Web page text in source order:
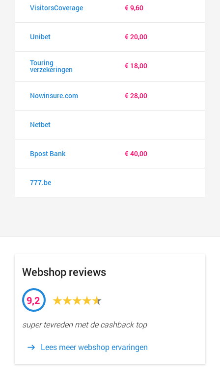
VisitorsCoverage € 9,60
Unibet € 20,00
Touring
verzekeringen € 18,00
Nowinsure.com € 28,00
Netbet
Bpost Bank € 40,00
777.be
Webshop reviews
9,2
super tevreden met de cashback top
Lees meer webshop ervaringen